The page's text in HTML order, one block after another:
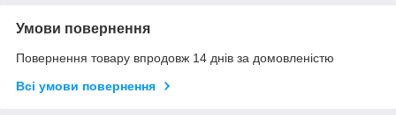
Умови повернення
Повернення товару впродовж 14 днів за домовленістю
Всі умови повернення